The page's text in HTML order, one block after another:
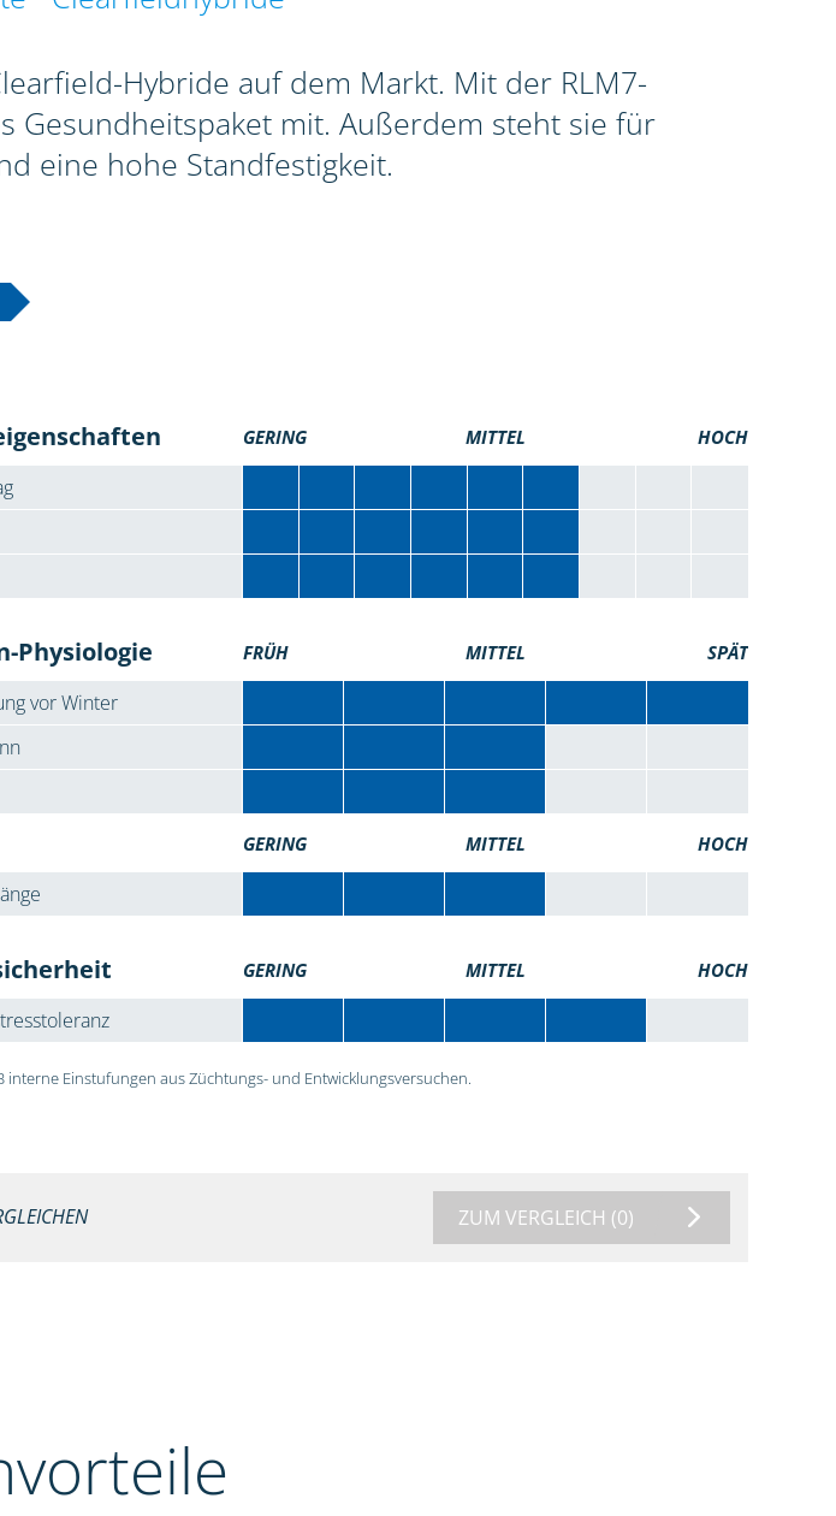
Hybride auf dem Markt. Mit der RLM7-
Gesundheitspaket mit. Außerdem steht sie für
eine hohe Standfestigkeit.
GERING MITTEL HOCH
Physiologie FRÜH MITTEL SPÄT
vor Winter
GERING MITTEL HOCH
GERING MITTEL HOCH
interne Einstufungen aus Züchtungs- und Entwicklungsversuchen.
ZUM VERGLEICH (0)